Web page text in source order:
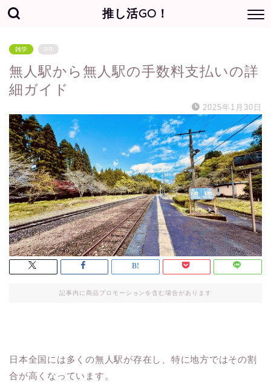
推し活GO！
雑学 PR
無人駅から無人駅の手数料支払いの詳
細ガイド
2025年1月30日
記事内に商品プロモーションを含む場合があります
日本全国には多くの無人駅が存在し、特に地方ではその割
合が高くなっています。